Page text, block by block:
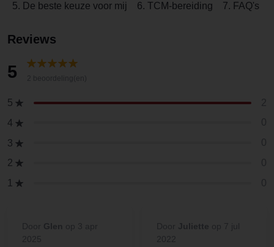
5. De beste keuze voor mij
6. TCM-bereiding 7. FAQ's
Reviews
5
5
4
3
2
1